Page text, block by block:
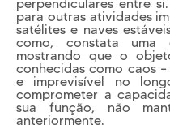
perpendiculares entre
para outras atividades
satélites e naves
como, constata uma
mostrando que o
conhecidas como caos
e imprevisível no
comprometer a
sua função, não
anteriormente.